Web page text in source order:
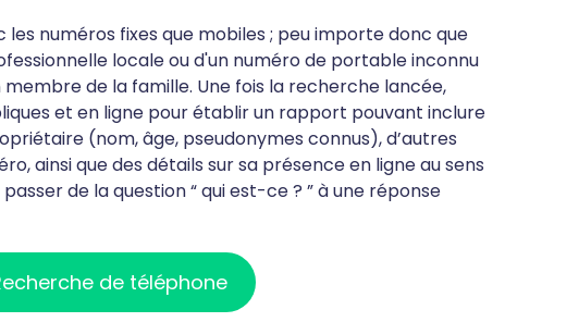
les numéros fixes que mobiles ; peu importe donc que
locale ou d'un numéro de portable inconnu
de la famille. Une fois la recherche lancée,
et en ligne pour établir un rapport pouvant inclure
(nom, âge, pseudonymes connus), d’autres
ainsi que des détails sur sa présence en ligne au sens
de la question “ qui est-ce ? ” à une réponse
de téléphone